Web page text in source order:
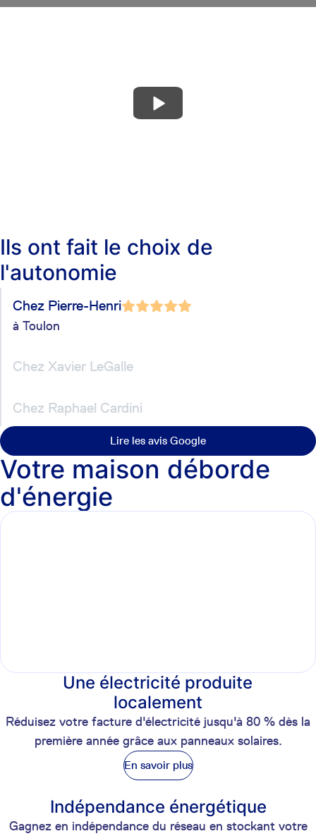
Ils ont fait le choix de
l'autonomie
Chez Pierre-Henri
à Toulon
Chez Xavier LeGalle
Chez Raphael Cardini
Lire les avis Google
Votre maison déborde
d'énergie
Une électricité produite
localement
Réduisez votre facture d'électricité jusqu'à 80 % dès la
première année grâce aux panneaux solaires.
En savoir plus
Indépendance énergétique
Gagnez en indépendance du réseau en stockant votre